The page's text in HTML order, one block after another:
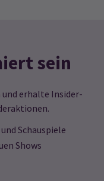
sein
und erhalte Insider-
Schauspiele
Shows